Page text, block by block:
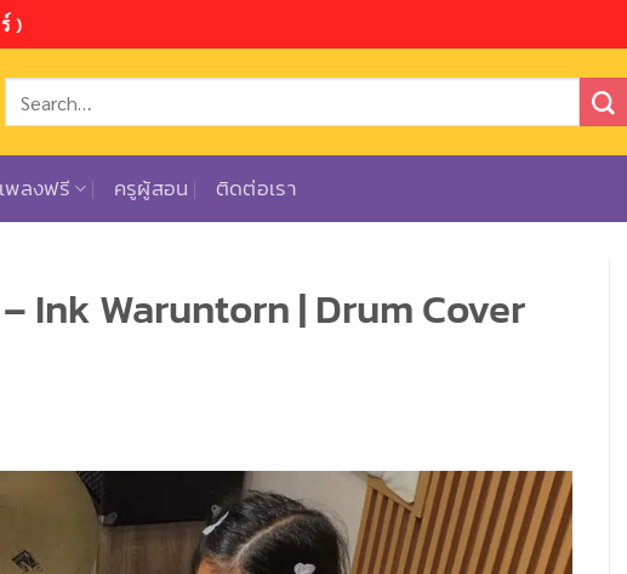
)
พลงฟรี ครูผู้สอน ติดต่อเรา
Ink Waruntorn | Drum Cover